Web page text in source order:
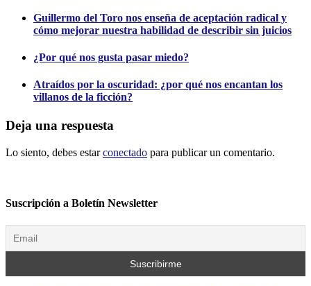
Guillermo del Toro nos enseña de aceptación radical y
cómo mejorar nuestra habilidad de describir sin juicios
¿Por qué nos gusta pasar miedo?
Atraídos por la oscuridad: ¿por qué nos encantan los
villanos de la ficción?
Deja una respuesta
Lo siento, debes estarconectado para publicar un comentario.
Suscripción a Boletín Newsletter